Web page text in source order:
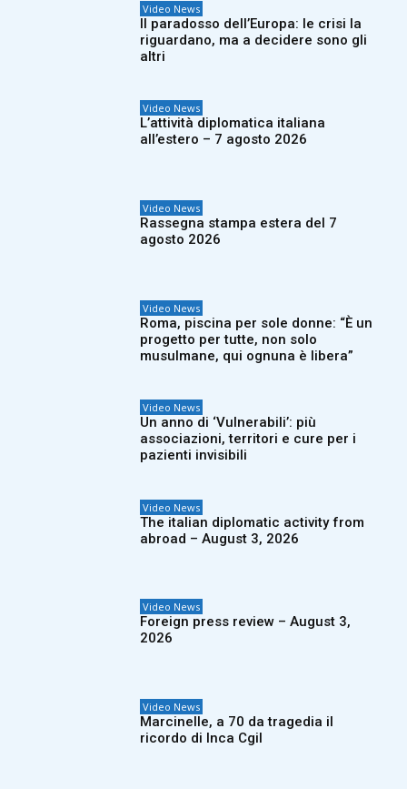
Video News
Il paradosso dell’Europa: le crisi la
riguardano, ma a decidere sono gli
altri
Video News
L’attività diplomatica italiana
all’estero – 7 agosto 2026
Video News
Rassegna stampa estera del 7
agosto 2026
Video News
Roma, piscina per sole donne: “È un
progetto per tutte, non solo
musulmane, qui ognuna è libera”
Video News
Un anno di ‘Vulnerabili’: più
associazioni, territori e cure per i
pazienti invisibili
Video News
The italian diplomatic activity from
abroad – August 3, 2026
Video News
Foreign press review – August 3,
2026
Video News
Marcinelle, a 70 da tragedia il
ricordo di Inca Cgil